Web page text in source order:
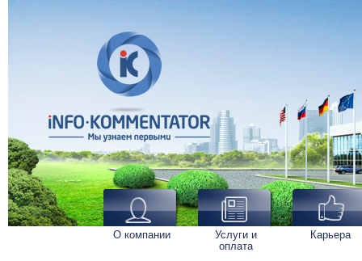
О компании
Услуги и
оплата
Карьера